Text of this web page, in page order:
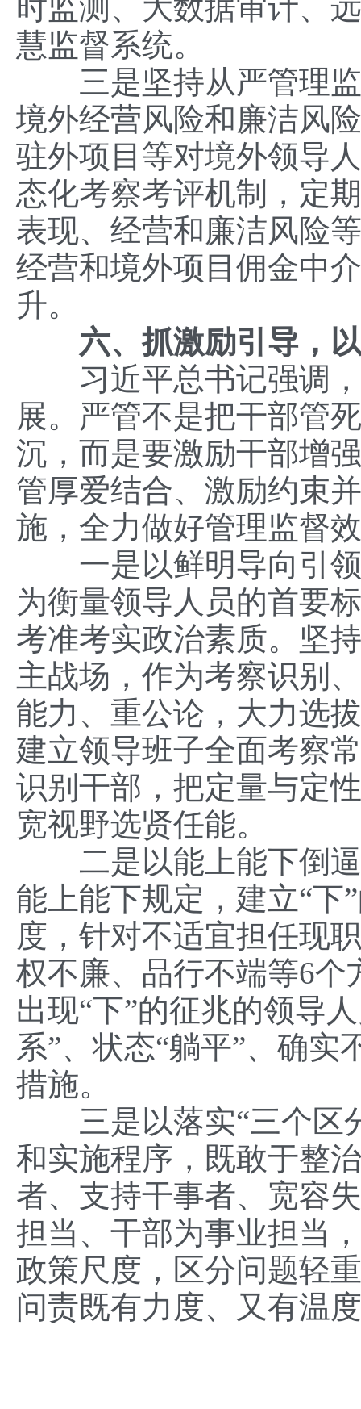
时监测、大数据审计、
慧监督系统。
三是坚持从严管理监
境外经营风险和廉洁风
驻外项目等对境外领导
态化考察考评机制，定
表现、经营和廉洁风险
经营和境外项目佣金中
升。
六、抓激励引导，
习近平总书记强调，
展。严管不是把干部管
沉，而是要激励干部增
管厚爱结合、激励约束
施，全力做好管理监督
一是以鲜明导向引领
为衡量领导人员的首要
考准考实政治素质。坚
主战场，作为考察识别
能力、重公论，大力选
建立领导班子全面考察
识别干部，把定量与定
宽视野选贤任能。
二是以能上能下倒逼
能上能下规定，建立“下
度，针对不适宜担任现
权不廉、品行不端等6个
出现“下”的征兆的领导
系”、状态“躺平”、确实
措施。
三是以落实“三个区
和实施程序，既敢于整
者、支持干事者、宽容
担当、干部为事业担当
政策尺度，区分问题轻
问责既有力度、又有温